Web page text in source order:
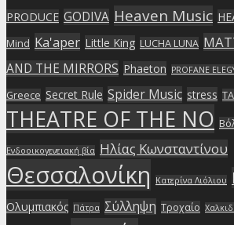
PRODUCE GODIVA Heaven Music
Mind Ka'aper Little King LUCHA LUNA
AND THE MIRRORS Phaeton PROFANE
Greece Secret Rule Spider Music stress
THEATRE OF THE NO
Ενδοοικογενειακή βία Ηλίας Κωνσταντίνου
Θεσσαλονίκη Κατερίνα Λιόλιου
Ολυμπιακός Πάτρα Σύλληψη Τροχαίο